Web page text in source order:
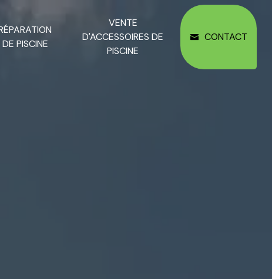
DE PISCINE
VENTE
D'ACCESSOIRES DE
PISCINE
CONTACT